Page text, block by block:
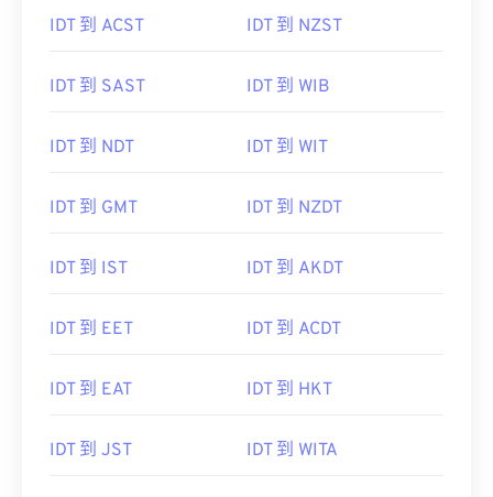
IDT 到 ACST IDT 到 NZST
IDT 到 SAST IDT 到 WIB
IDT 到 NDT IDT 到 WIT
IDT 到 GMT IDT 到 NZDT
IDT 到 IST IDT 到 AKDT
IDT 到 EET IDT 到 ACDT
IDT 到 EAT IDT 到 HKT
IDT 到 JST IDT 到 WITA